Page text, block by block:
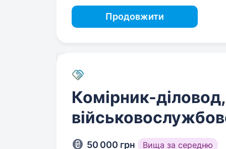
Продовжити
Комірник-діловод,
50 000 грн Вища за середню